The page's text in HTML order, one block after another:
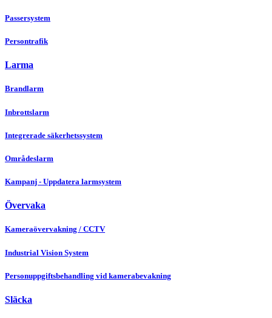
Passersystem
Persontrafik
Larma
Brandlarm
Inbrottslarm
Integrerade säkerhetssystem
Områdeslarm
Kampanj - Uppdatera larmsystem
Övervaka
Kameraövervakning / CCTV
Industrial Vision System
Personuppgiftsbehandling vid kamerabevakning
Släcka